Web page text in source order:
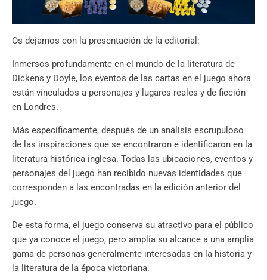
Os dejamos con la presentación de la editorial:
Inmersos profundamente en el mundo de la literatura de
Dickens y Doyle, los eventos de las cartas en el juego ahora
están vinculados a personajes y lugares reales y de ficción
en Londres.
Más específicamente, después de un análisis escrupuloso
de las inspiraciones que se encontraron e identificaron en la
literatura histórica inglesa. Todas las ubicaciones, eventos y
personajes del juego han recibido nuevas identidades que
corresponden a las encontradas en la edición anterior del
juego.
De esta forma, el juego conserva su atractivo para el público
que ya conoce el juego, pero amplía su alcance a una amplia
gama de personas generalmente interesadas en la historia y
la literatura de la época victoriana.